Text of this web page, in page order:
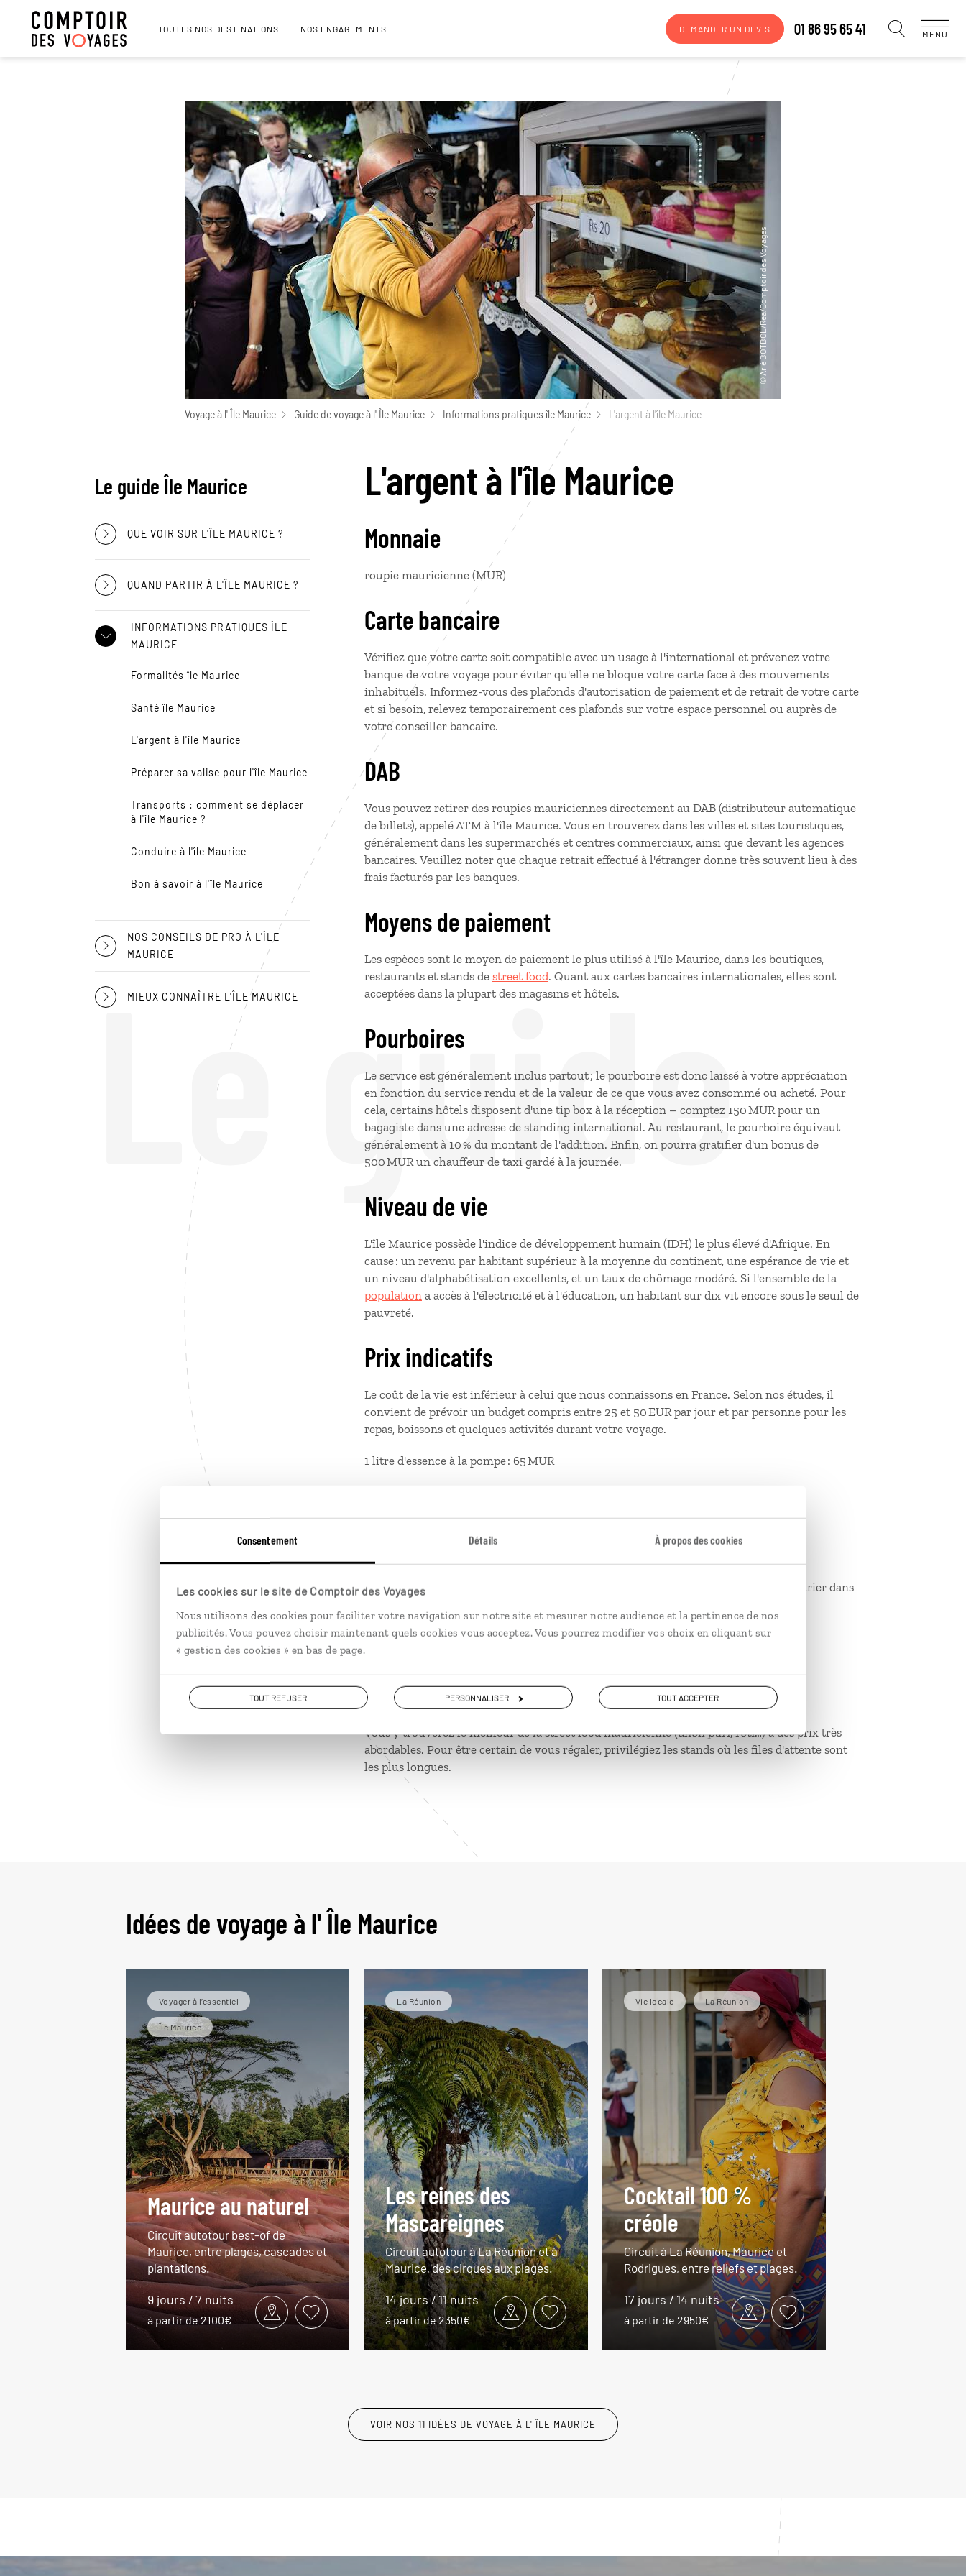
Consentement Détails À propos des cookies
Les cookies sur le site de Comptoir des Voyages
Nous utilisons des cookies pour faciliter votre navigation sur notre site et mesurer notre audience et la pertinence de nos
publicités. Vous pouvez choisir maintenant quels cookies vous acceptez. Vous pourrez modifier vos choix en cliquant sur
« gestion des cookies » en bas de page.
TOUT REFUSER PERSONNALISER TOUT ACCEPTER
TOUTES NOS DESTINATIONS NOS ENGAGEMENTS DEMANDER UN DEVIS 01 86 95 65 41 MENU
Voyage à l' Île Maurice Guide de voyage à l' Île Maurice Informations pratiques île Maurice L'argent à l'île Maurice
Le guide
Le guide Île Maurice
QUE VOIR SUR L'ÎLE MAURICE ?
QUAND PARTIR À L'ÎLE MAURICE ?
INFORMATIONS PRATIQUES ÎLE
MAURICE
Formalités île Maurice
Santé île Maurice
L'argent à l'île Maurice
Préparer sa valise pour l'île Maurice
Transports : comment se déplacer
à l'île Maurice ?
Conduire à l'île Maurice
Bon à savoir à l'île Maurice
NOS CONSEILS DE PRO À L'ÎLE
MAURICE
MIEUX CONNAÎTRE L'ÎLE MAURICE
L'argent à l'île Maurice
Monnaie
roupie mauricienne (MUR)
Carte bancaire
Vérifiez que votre carte soit compatible avec un usage à l'international et prévenez votre
banque de votre voyage pour éviter qu'elle ne bloque votre carte face à des mouvements
inhabituels. Informez-vous des plafonds d'autorisation de paiement et de retrait de votre carte
et si besoin, relevez temporairement ces plafonds sur votre espace personnel ou auprès de
votre conseiller bancaire.
DAB
Vous pouvez retirer des roupies mauriciennes directement au DAB (distributeur automatique
de billets), appelé ATM à l'île Maurice. Vous en trouverez dans les villes et sites touristiques,
généralement dans les supermarchés et centres commerciaux, ainsi que devant les agences
bancaires. Veuillez noter que chaque retrait effectué à l'étranger donne très souvent lieu à des
frais facturés par les banques.
Moyens de paiement
Les espèces sont le moyen de paiement le plus utilisé à l'île Maurice, dans les boutiques,
restaurants et stands de street food. Quant aux cartes bancaires internationales, elles sont
acceptées dans la plupart des magasins et hôtels.
Pourboires
Le service est généralement inclus partout ; le pourboire est donc laissé à votre appréciation
en fonction du service rendu et de la valeur de ce que vous avez consommé ou acheté. Pour
cela, certains hôtels disposent d'une tip box à la réception – comptez 150 MUR pour un
bagagiste dans une adresse de standing international. Au restaurant, le pourboire équivaut
généralement à 10 % du montant de l'addition. Enfin, on pourra gratifier d'un bonus de
500 MUR un chauffeur de taxi gardé à la journée.
Niveau de vie
L'île Maurice possède l'indice de développement humain (IDH) le plus élevé d'Afrique. En
cause : un revenu par habitant supérieur à la moyenne du continent, une espérance de vie et
un niveau d'alphabétisation excellents, et un taux de chômage modéré. Si l'ensemble de la
population a accès à l'électricité et à l'éducation, un habitant sur dix vit encore sous le seuil de
pauvreté.
Prix indicatifs
Le coût de la vie est inférieur à celui que nous connaissons en France. Selon nos études, il
convient de prévoir un budget compris entre 25 et 50 EUR par jour et par personne pour les
repas, boissons et quelques activités durant votre voyage.
1 litre d'essence à la pompe : 65 MUR
Ces montants – constatés sur place à l'automne 2024 – sont indicatifs et peuvent varier dans
Bons plans
Vendeurs ambulants
Vous y trouverez le meilleur de la street food mauricienne (dholl puri,roti…) à des prix très
abordables. Pour être certain de vous régaler, privilégiez les stands où les files d'attente sont
les plus longues.
Idées de voyage à l' Île Maurice
Voyager à l’essentiel
Île Maurice
Maurice au naturel
Circuit autotour best-of de
Maurice, entre plages, cascades et
plantations.
9 jours / 7 nuits
à partir de 2100€
La Réunion
Les reines des
Mascareignes
Circuit autotour à La Réunion et à
Maurice, des cirques aux plages.
14 jours / 11 nuits
à partir de 2350€
Vie locale La Réunion
Cocktail 100 %
créole
Circuit à La Réunion, Maurice et
Rodrigues, entre reliefs et plages.
17 jours / 14 nuits
à partir de 2950€
VOIR NOS 11 IDÉES DE VOYAGE À L' ÎLE MAURICE